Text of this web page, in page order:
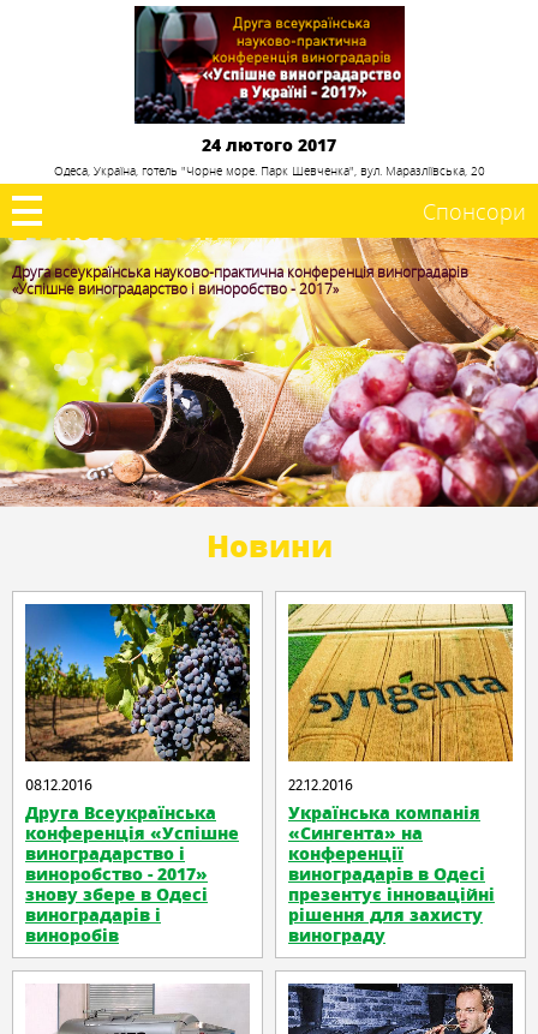
24 лютого 2017
Одеса, Україна, готель "Чорне море. Парк Шевченка", вул. Маразліївська, 20
Спонсори
24 лютого 2017
Друга всеукраїнська науково-практична конференція виноградарів
«Успішне виноградарство і виноробство - 2017»
Новини
08.12.2016
Друга Всеукраїнська
конференція «Успішне
виноградарство і
виноробство - 2017»
знову збере в Одесі
виноградарів і
виноробів
22.12.2016
Українська компанія
«Сингента» на
конференції
виноградарів в Одесі
презентує інноваційні
рішення для захисту
винограду